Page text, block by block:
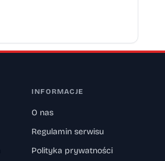
INFORMACJE
O nas
Regulamin serwisu
Polityka prywatności